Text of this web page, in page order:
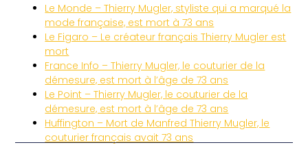
Le Monde – Thierry Mugler, styliste qui a marqué la
mode française, est mort à 73 ans
Le Figaro – Le créateur français Thierry Mugler est
mort
France Info – Thierry Mugler, le couturier de la
démesure, est mort à l’âge de 73 ans
Le Point – Thierry Mugler, le couturier de la
démesure, est mort à l’âge de 73 ans
Huffington – Mort de Manfred Thierry Mugler, le
couturier français avait 73 ans